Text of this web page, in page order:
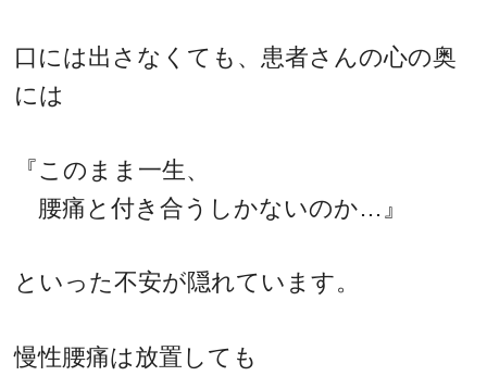
口には出さなくても、患者さんの心の奥
には
『このまま一生、
腰痛と付き合うしかないのか…』
といった不安が隠れています。
慢性腰痛は放置しても